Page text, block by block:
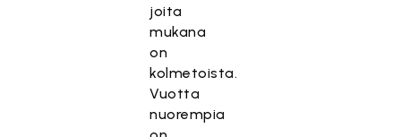
joita
mukana
on
kolmetoista.
Vuotta
nuorempia